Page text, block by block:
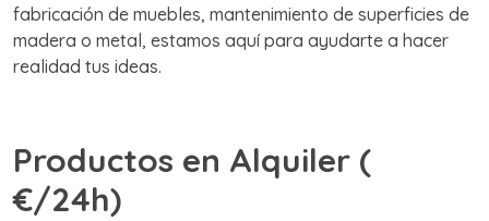
fabricación de muebles, mantenimiento de superficies de
madera o metal, estamos aquí para ayudarte a hacer
realidad tus ideas.
Productos en Alquiler (
€/24h)